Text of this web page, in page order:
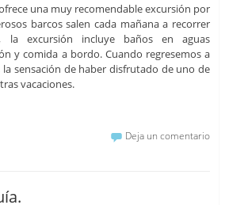
una muy recomendable excursión por
barcos salen cada mañana a recorrer
excursión incluye baños en aguas
y comida a bordo. Cuando regresemos a
sensación de haber disfrutado de uno de
vacaciones.
Deja un comentario